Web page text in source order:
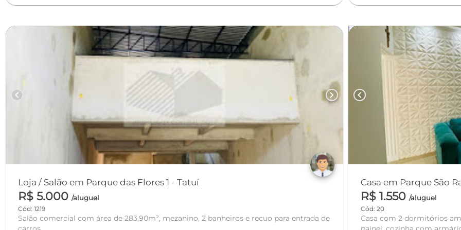
chevron_left chevron_right
Loja / Salão em Parque das Flores 1 - Tatuí
R$ 5.000 /aluguel
Cód: 1219
Salão comercial com área de 283,90m², mezanino, 2 banheiros e recuo para entrada de
chevron_left
Casa em Parque São
R$ 1.550/aluguel
Cód: 20
Casa com 2 dormitórios